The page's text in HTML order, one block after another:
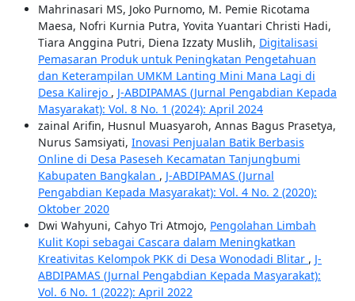
Mahrinasari MS, Joko Purnomo, M. Pemie Ricotama
Maesa, Nofri Kurnia Putra, Yovita Yuantari Christi Hadi,
Tiara Anggina Putri, Diena Izzaty Muslih, Digitalisasi
Pemasaran Produk untuk Peningkatan Pengetahuan
dan Keterampilan UMKM Lanting Mini Mana Lagi di
Desa Kalirejo , J-ABDIPAMAS (Jurnal Pengabdian Kepada
Masyarakat): Vol. 8 No. 1 (2024): April 2024
zainal Arifin, Husnul Muasyaroh, Annas Bagus Prasetya,
Nurus Samsiyati, Inovasi Penjualan Batik Berbasis
Online di Desa Paseseh Kecamatan Tanjungbumi
Kabupaten Bangkalan , J-ABDIPAMAS (Jurnal
Pengabdian Kepada Masyarakat): Vol. 4 No. 2 (2020):
Oktober 2020
Dwi Wahyuni, Cahyo Tri Atmojo, Pengolahan Limbah
Kulit Kopi sebagai Cascara dalam Meningkatkan
Kreativitas Kelompok PKK di Desa Wonodadi Blitar , J-
ABDIPAMAS (Jurnal Pengabdian Kepada Masyarakat):
Vol. 6 No. 1 (2022): April 2022